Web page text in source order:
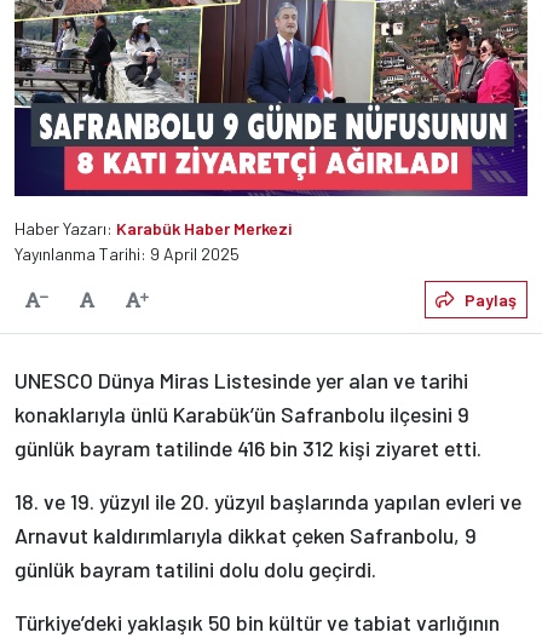
Haber Yazarı: Karabük Haber Merkezi
Yayınlanma Tarihi: 9 April 2025
Yazıyı KüçültVarsayılanYazıyı Büyüt Paylaş
UNESCO Dünya Miras Listesinde yer alan ve tarihi
konaklarıyla ünlü Karabük’ün Safranbolu ilçesini 9
günlük bayram tatilinde 416 bin 312 kişi ziyaret etti.
18. ve 19. yüzyıl ile 20. yüzyıl başlarında yapılan evleri ve
Arnavut kaldırımlarıyla dikkat çeken Safranbolu, 9
günlük bayram tatilini dolu dolu geçirdi.
Türkiye’deki yaklaşık 50 bin kültür ve tabiat varlığının